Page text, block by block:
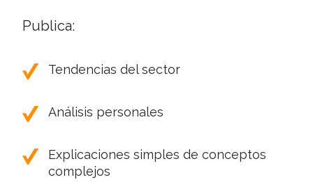
Publica:
Tendencias del sector
Análisis personales
Explicaciones simples de conceptos
complejos